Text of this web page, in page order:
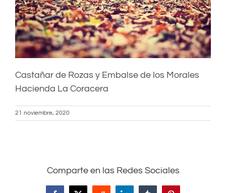
Castañar de Rozas y Embalse de los Morales
Hacienda La Coracera
21 noviembre, 2020
Comparte en las Redes Sociales